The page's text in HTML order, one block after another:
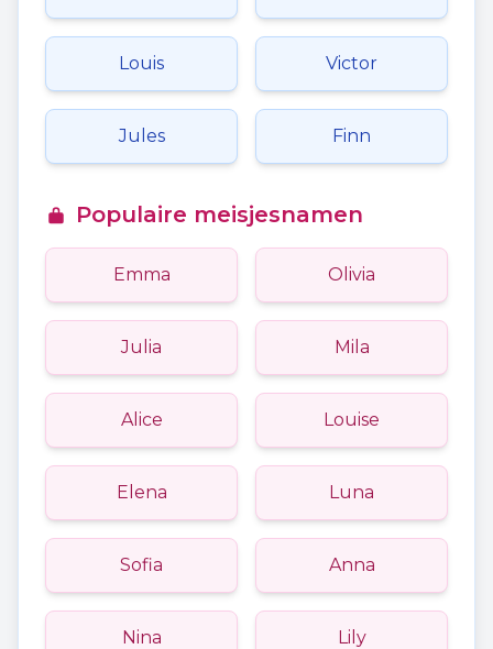
Louis Victor
Jules Finn
Populaire meisjesnamen
Emma Olivia
Julia Mila
Alice Louise
Elena Luna
Sofia Anna
Nina Lily